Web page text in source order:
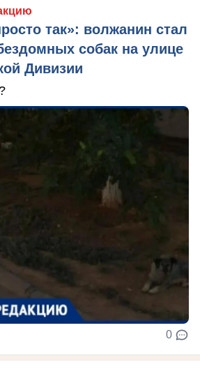
так»: волжанин стал
собак на улице
Дивизии
0